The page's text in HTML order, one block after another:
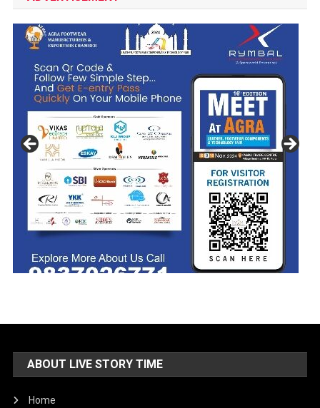
ABOUT LIVE STORY TIME
Home